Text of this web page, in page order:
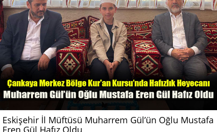
Eskişehir İl Müftüsü Muharrem Gül’ün Oğlu Mustafa
Eren Gül Hafız Oldu